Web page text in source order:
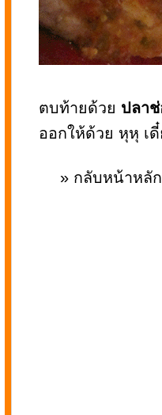
ตบท้ายด้วย ปลา
ออกให้ด้วย หุหุ เ
» กลับหน้าหลัก